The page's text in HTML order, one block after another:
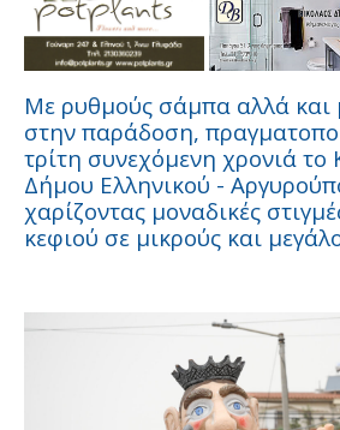
Με ρυθμούς σάμπα αλλά και
στην παράδοση,
τρίτη συνεχόμενη χρονιά το
Δήμου Ελληνικού -
χαρίζοντας μοναδικές
κεφιού σε μικρούς και